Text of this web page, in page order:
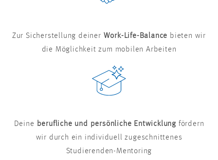
Zur Sicherstellung deiner Work-Life-Balance bieten wir
die Möglichkeit zum mobilen Arbeiten
Deine berufliche und persönliche Entwicklungfördern
wir durch ein individuell zugeschnittenes
Studierenden-Mentoring